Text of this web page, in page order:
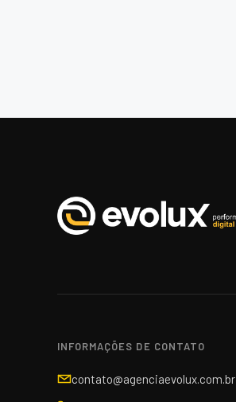
INFORMAÇÕES DE CONTATO
contato@agenciaevolux.com.br